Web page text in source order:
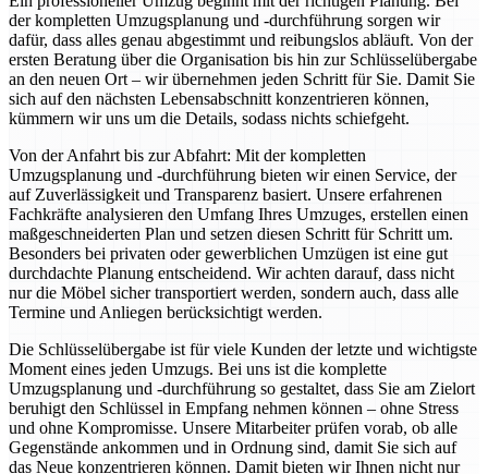
der kompletten Umzugsplanung und -durchführung sorgen wir
dafür, dass alles genau abgestimmt und reibungslos abläuft. Von der
ersten Beratung über die Organisation bis hin zur Schlüsselübergabe
an den neuen Ort – wir übernehmen jeden Schritt für Sie. Damit Sie
sich auf den nächsten Lebensabschnitt konzentrieren können,
kümmern wir uns um die Details, sodass nichts schiefgeht.
Von der Anfahrt bis zur Abfahrt: Mit der kompletten
Umzugsplanung und -durchführung bieten wir einen Service, der
auf Zuverlässigkeit und Transparenz basiert. Unsere erfahrenen
Fachkräfte analysieren den Umfang Ihres Umzuges, erstellen einen
maßgeschneiderten Plan und setzen diesen Schritt für Schritt um.
Besonders bei privaten oder gewerblichen Umzügen ist eine gut
durchdachte Planung entscheidend. Wir achten darauf, dass nicht
nur die Möbel sicher transportiert werden, sondern auch, dass alle
Termine und Anliegen berücksichtigt werden.
Die Schlüsselübergabe ist für viele Kunden der letzte und wichtigste
Moment eines jeden Umzugs. Bei uns ist die komplette
Umzugsplanung und -durchführung so gestaltet, dass Sie am Zielort
beruhigt den Schlüssel in Empfang nehmen können – ohne Stress
und ohne Kompromisse. Unsere Mitarbeiter prüfen vorab, ob alle
Gegenstände ankommen und in Ordnung sind, damit Sie sich auf
das Neue konzentrieren können. Damit bieten wir Ihnen nicht nur